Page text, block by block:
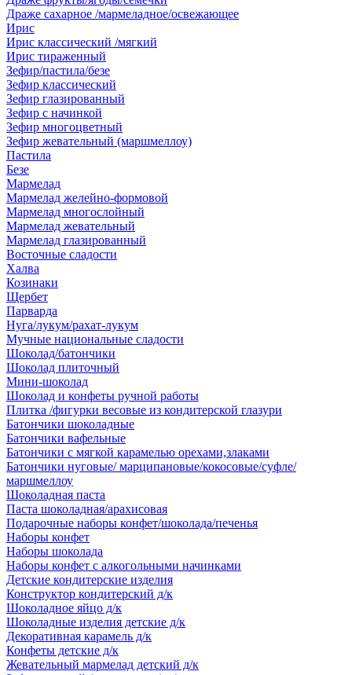
Драже сахарное /мармеладное/освежающее
Ирис
Ирис классический /мягкий
Ирис тираженный
Зефир/пастила/безе
Зефир классический
Зефир глазированный
Зефир с начинкой
Зефир многоцветный
Зефир жевательный (маршмеллоу)
Пастила
Безе
Мармелад
Мармелад желейно-формовой
Мармелад многослойный
Мармелад жевательный
Мармелад глазированный
Восточные сладости
Халва
Козинаки
Щербет
Парварда
Нуга/лукум/рахат-лукум
Мучные национальные сладости
Шоколад/батончики
Шоколад плиточный
Мини-шоколад
Шоколад и конфеты ручной работы
Плитка /фигурки весовые из кондитерской глазури
Батончики шоколадные
Батончики вафельные
Батончики с мягкой карамелью орехами,злаками
Батончики нуговые/ марципановые/кокосовые/суфле/
маршмеллоу
Шоколадная паста
Паста шоколадная/арахисовая
Подарочные наборы конфет/шоколада/печенья
Наборы конфет
Наборы шоколада
Наборы конфет с алкогольными начинками
Детские кондитерские изделия
Конструктор кондитерский д/к
Шоколадное яйцо д/к
Шоколадные изделия детские д/к
Декоративная карамель д/к
Конфеты детские д/к
Жевательный мармелад детский д/к